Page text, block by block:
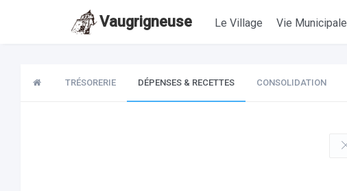
Vaugrigneuse Le Village Vie Municipale
TRÉSORERIE DÉPENSES & RECETTES CONSOLIDATION